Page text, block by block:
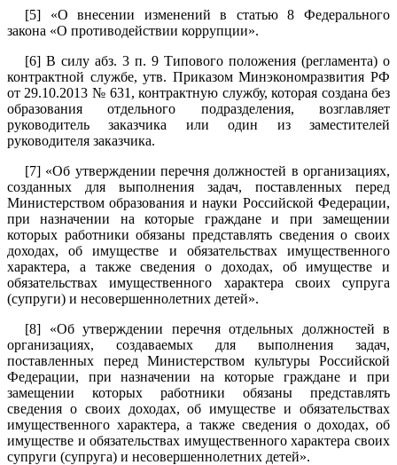
[5] «О внесении изменений в статью 8 Федерального
закона «О противодействии коррупции».
[6] В силу абз. 3 п. 9 Типового положения (регламента) о
контрактной службе, утв. Приказом Минэкономразвития РФ
от 29.10.2013 № 631, контрактную службу, которая создана без
образования отдельного подразделения, возглавляет
руководитель заказчика или один из заместителей
руководителя заказчика.
[7] «Об утверждении перечня должностей в организациях,
созданных для выполнения задач, поставленных перед
Министерством образования и науки Российской Федерации,
при назначении на которые граждане и при замещении
которых работники обязаны представлять сведения о своих
доходах, об имуществе и обязательствах имущественного
характера, а также сведения о доходах, об имуществе и
обязательствах имущественного характера своих супруга
(супруги) и несовершеннолетних детей».
[8] «Об утверждении перечня отдельных должностей в
организациях, создаваемых для выполнения задач,
поставленных перед Министерством культуры Российской
Федерации, при назначении на которые граждане и при
замещении которых работники обязаны представлять
сведения о своих доходах, об имуществе и обязательствах
имущественного характера, а также сведения о доходах, об
имуществе и обязательствах имущественного характера своих
супруги (супруга) и несовершеннолетних детей».